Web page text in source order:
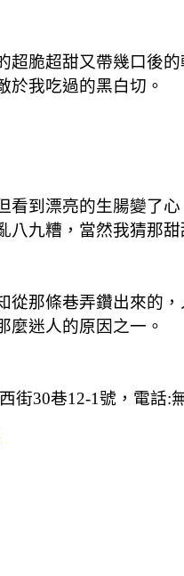
超脆超甜又帶幾口後
於我吃過的黑白切。
看到漂亮的生腸變了
八九糟，當然我猜那
從那條巷弄鑽出來的
麼迷人的原因之一。
街30巷12-1號，電話: